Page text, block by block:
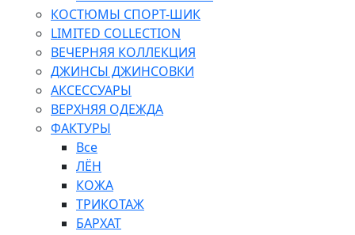
КОСТЮМЫ СПОРТ-ШИК
LIMITED COLLECTION
ВЕЧЕРНЯЯ КОЛЛЕКЦИЯ
ДЖИНСЫ ДЖИНСОВКИ
АКСЕССУАРЫ
ВЕРХНЯЯ ОДЕЖДА
ФАКТУРЫ
Все
ЛЁН
КОЖА
ТРИКОТАЖ
БАРХАТ